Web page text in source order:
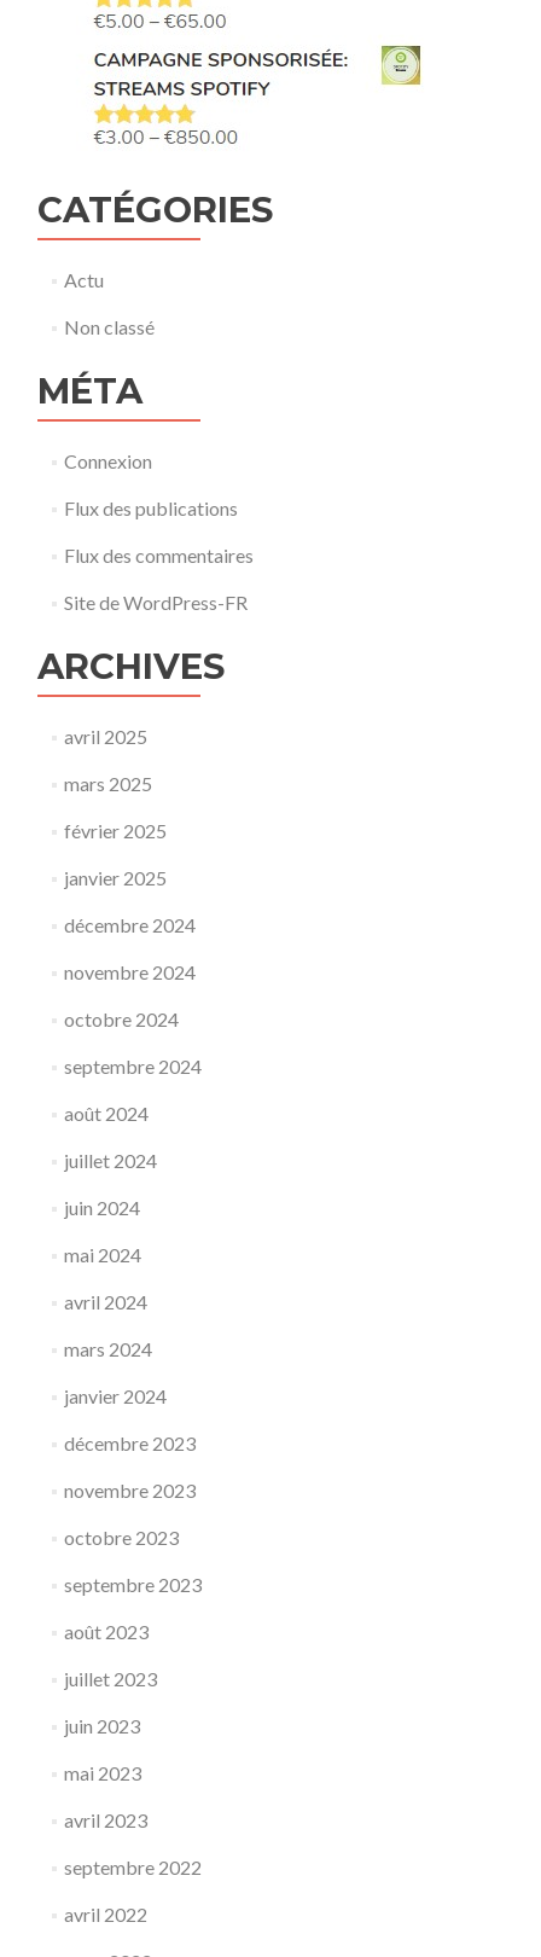
CATÉGORIES
Actu
Non classé
MÉTA
Connexion
Flux des publications
Flux des commentaires
Site de WordPress-FR
ARCHIVES
avril 2025
mars 2025
février 2025
janvier 2025
décembre 2024
novembre 2024
octobre 2024
septembre 2024
août 2024
juillet 2024
juin 2024
mai 2024
avril 2024
mars 2024
janvier 2024
décembre 2023
novembre 2023
octobre 2023
septembre 2023
août 2023
juillet 2023
juin 2023
mai 2023
avril 2023
septembre 2022
avril 2022